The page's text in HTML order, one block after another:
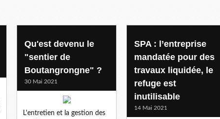
Qu'est devenu le
"sentier de
Boutangrongne" ?
30 Mai 2021
L'entretien et la gestion des
SPA : l’entreprise
mandatée pour des
travaux liquidée, le
refuge est
inutilisable
14 Mai 2021